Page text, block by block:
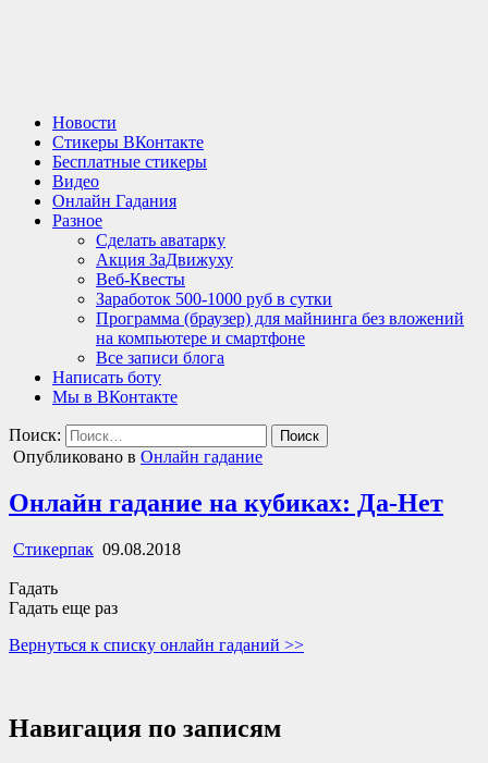
Новости
Стикеры ВКонтакте
Бесплатные стикеры
Видео
Онлайн Гадания
Разное
Сделать аватарку
Акция ЗаДвижуху
Веб-Квесты
Заработок 500-1000 руб в сутки
Программа (браузер) для майнинга без вложений
на компьютере и смартфоне
Все записи блога
Написать боту
Мы в ВКонтакте
Поиск:
Опубликовано в Онлайн гадание
Онлайн гадание на кубиках: Да-Нет
Стикерпак 09.08.2018
Гадать
Гадать еще раз
Вернуться к списку онлайн гаданий >>
Навигация по записям